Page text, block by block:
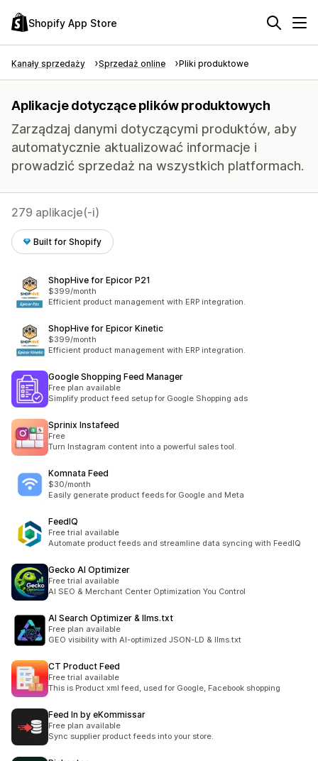
Shopify App Store
Kanały sprzedaży Sprzedaż online Pliki produktowe
Aplikacje dotyczące plików produktowych
Zarządzaj danymi dotyczącymi produktów, aby
automatycznie aktualizować informacje i
prowadzić sprzedaż na wszystkich platformach.
279 aplikacje(-i)
Built for Shopify
ShopHive for Epicor P21
$399/month
Efficient product management with ERP integration.
ShopHive for Epicor Kinetic
$399/month
Efficient product management with ERP integration.
Google Shopping Feed Manager
Free plan available
Simplify product feed setup for Google Shopping ads
Sprinix Instafeed
Free
Turn Instagram content into a powerful sales tool.
Komnata Feed
$30/month
Easily generate product feeds for Google and Meta
FeedIQ
Free trial available
Automate product feeds and streamline data syncing with FeedIQ
Gecko AI Optimizer
Free trial available
AI SEO & Merchant Center Optimization You Control
AI Search Optimizer & llms.txt
Free plan available
GEO visibility with AI-optimized JSON-LD & llms.txt
CT Product Feed
Free trial available
This is Product xml feed, used for Google, Facebook shopping
Feed In by eKommissar
Free plan available
Sync supplier product feeds into your store.